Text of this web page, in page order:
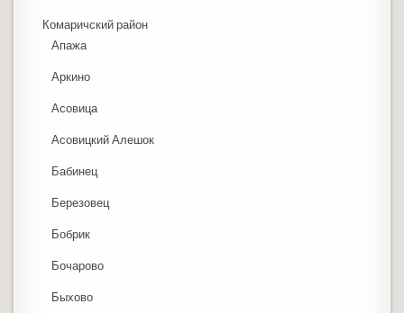
Комаричский район
Апажа
Аркино
Асовица
Асовицкий Алешок
Бабинец
Березовец
Бобрик
Бочарово
Быхово